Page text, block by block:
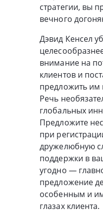
стратегии, вы
вечного
Дэвид Кенсел
внимание на
клиентов и
предложить им
Речь
глобальных
Предложите
при
дружелюбную
поддержки в
угодно —
предложение
особенным и
глазах клиента.